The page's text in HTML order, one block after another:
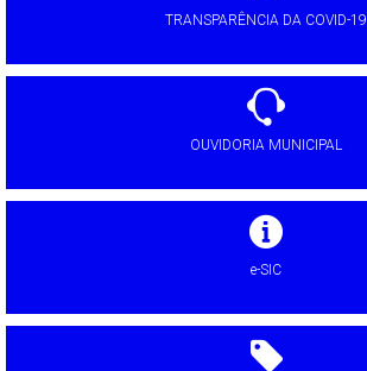
TRANSPARÊNCIA DA COVID-19
OUVIDORIA MUNICIPAL
e-SIC